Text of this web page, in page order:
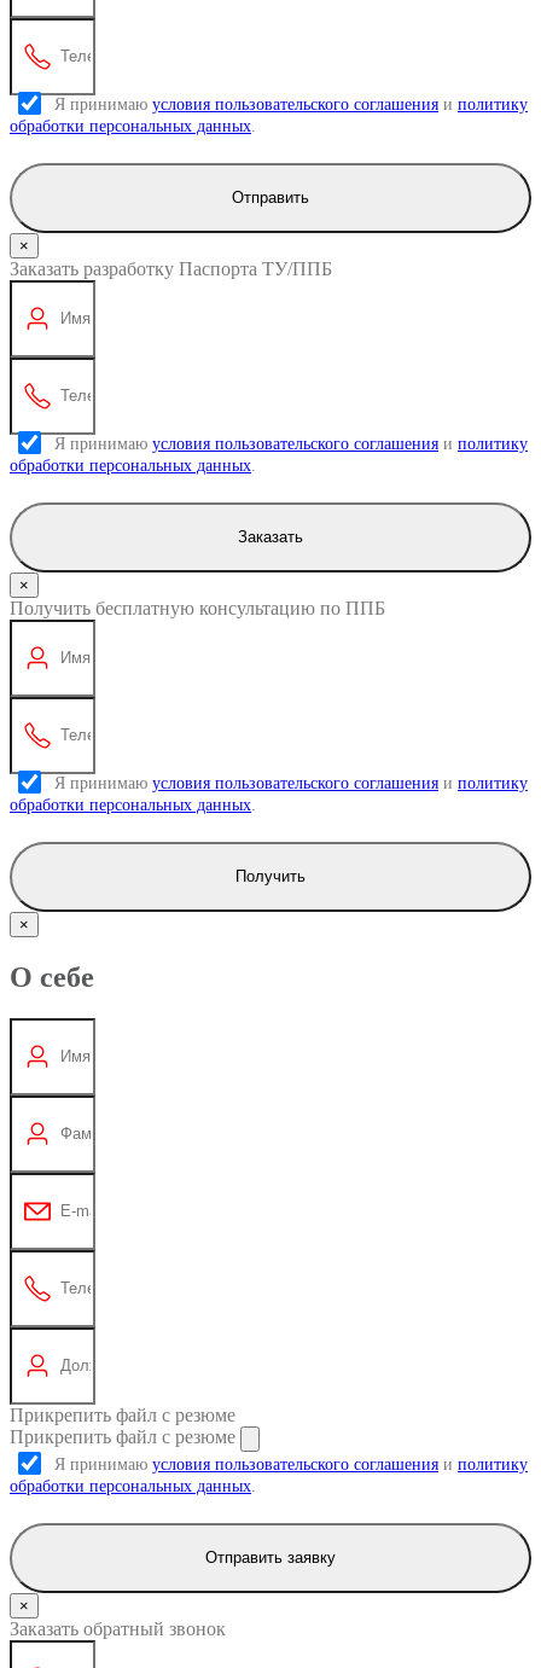
Я принимаю условия пользовательского соглашения и политику
обработки персональных данных
Отправить
×
Заказать разработку Паспорта ТУ/ППБ
Я принимаю условия пользовательского соглашения и политику
обработки персональных данных
Заказать
×
Получить бесплатную консультацию по ППБ
Я принимаю условия пользовательского соглашения и политику
обработки персональных данных
Получить
×
О себе
Прикрепить файл с резюме
Прикрепить файл с резюме
Я принимаю условия пользовательского соглашения и политику
обработки персональных данных
Отправить заявку
×
Заказать обратный звонок